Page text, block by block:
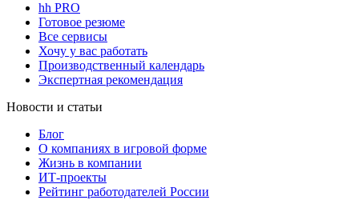
hh PRO
Готовое резюме
Все сервисы
Хочу у вас работать
Производственный календарь
Экспертная рекомендация
Новости и статьи
Блог
О компаниях в игровой форме
Жизнь в компании
ИТ-проекты
Рейтинг работодателей России